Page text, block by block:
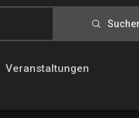
Veranstaltungen